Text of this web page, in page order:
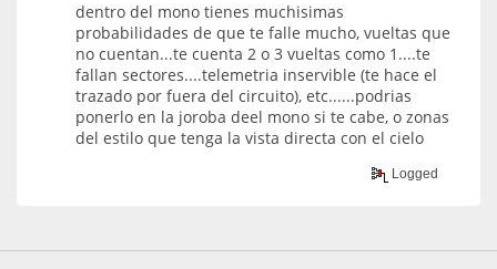
dentro del mono tienes muchisimas
probabilidades de que te falle mucho, vueltas que
no cuentan...te cuenta 2 o 3 vueltas como 1....te
fallan sectores....telemetria inservible (te hace el
trazado por fuera del circuito), etc......podrias
ponerlo en la joroba deel mono si te cabe, o zonas
del estilo que tenga la vista directa con el cielo
Logged